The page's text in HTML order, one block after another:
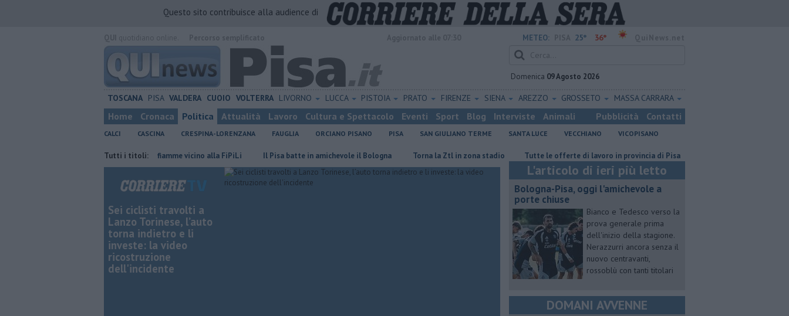
Questo sito contribuisce alla audience di
METEO: 25° 36°
Domenica 09 Agosto 2026
TOSCANA PISA VALDERA CUOIO VOLTERRA LIVORNO LUCCA PISTOIA PRATO FIRENZE SIENA AREZZO GROSSETO MASSA CARRARA
Home Cronaca Politica Attualità Lavoro Cultura e Spettacolo Eventi Sport Blog Interviste Animali Pubblicità Contatti
CALCI CASCINA CRESPINA-LORENZANA FAUGLIA ORCIANO PISANO PISA SAN GIULIANO TERME SANTA LUCE VECCHIANO VICOPISANO
Tutti i titoli:
Sterpaglie in fiamme vicino alla FiPiLi Il Pisa batte in amichevole il Bologna Torna la Ztl in zona stadio ​Tutte le offerte di lavoro in provincia di Pisa Sterpaglie in fiamme vicino alla
Sei ciclisti travolti a
Lanzo Torinese, l’auto
torna indietro e li
investe: la video
ricostruzione
dell'incidente
L'articolo di ieri più letto
Bologna-Pisa, oggi l'amichevole a
porte chiuse
Bianco e Tedesco verso la
prova generale prima
dell'inizio della stagione.
Nerazzurri ancora senza il
nuovo centravanti,
rossoblù con tanti titolari
DOMANI AVVENNE